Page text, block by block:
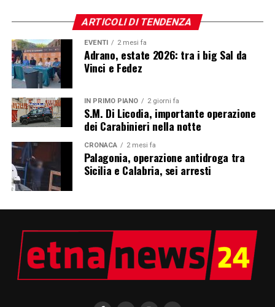
ARTICOLI DI TENDENZA
EVENTI 2 mesi fa
Adrano, estate 2026: tra i big Sal da
Vinci e Fedez
IN PRIMO PIANO 2 giorni fa
S.M. Di Licodia, importante operazione
dei Carabinieri nella notte
CRONACA 2 mesi fa
Palagonia, operazione antidroga tra
Sicilia e Calabria, sei arresti